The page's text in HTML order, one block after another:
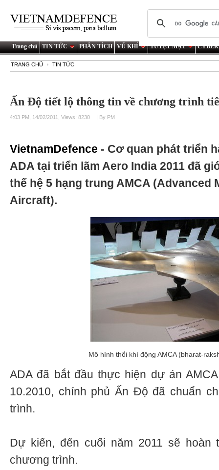
Trang chủ TIN TỨC PHÂN TÍCH VŨ KHÍ TUYỆT MẬT
TRANG CHỦ TIN TỨC
Ấn Độ tiết lộ thông tin về chương trình
4:03 PM, 14/02/2011, Views: 8230 | By PM
VietnamDefence - Cơ quan phát triển
ADA tại triển lãm Aero India 2011 đã
thế hệ 5 hạng trung AMCA (Advanced
Aircraft).
Mô hình thổi khí động AMCA (bharat-
ADA đã bắt đầu thực hiện dự án
10.2010, chính phủ Ấn Độ đã chuẩn
trình.
Dự kiến, đến cuối năm 2011 sẽ hoàn
chương trình.